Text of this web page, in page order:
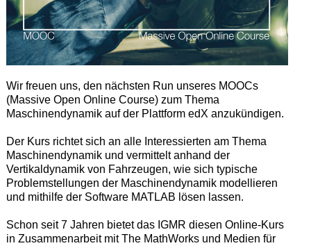
Wir freuen uns, den nächsten Run unseres MOOCs
(Massive Open Online Course) zum Thema
Maschinendynamik auf der Plattform edX anzukündigen.
Der Kurs richtet sich an alle Interessierten am Thema
Maschinendynamik und vermittelt anhand der
Vertikaldynamik von Fahrzeugen, wie sich typische
Problemstellungen der Maschinendynamik modellieren
und mithilfe der Software MATLAB lösen lassen.
Schon seit 7 Jahren bietet das IGMR diesen Online-Kurs
in Zusammenarbeit mit The MathWorks und Medien für